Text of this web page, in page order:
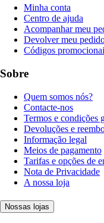
Minha conta
Centro de ajuda
Acompanhar meu
Devolver meu
Códigos
Sobre
Quem somos nós?
Contacte-nos
Termos e condições
Devoluções e
Informação legal
Meios de pagamento
Tarifas e opções de
Nota de Privacidade
A nossa loja
Nossas lojas